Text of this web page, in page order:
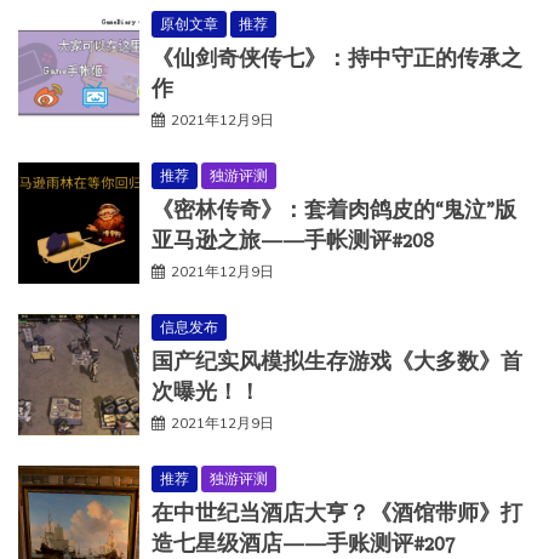
原创文章 推荐
《仙剑奇侠传七》：持中守正的传承之
作
2021年12月9日
推荐 独游评测
《密林传奇》：套着肉鸽皮的“鬼泣”版
亚马逊之旅——手帐测评#208
2021年12月9日
信息发布
国产纪实风模拟生存游戏《大多数》首
次曝光！！
2021年12月9日
推荐 独游评测
在中世纪当酒店大亨？《酒馆带师》打
造七星级酒店——手账测评#207